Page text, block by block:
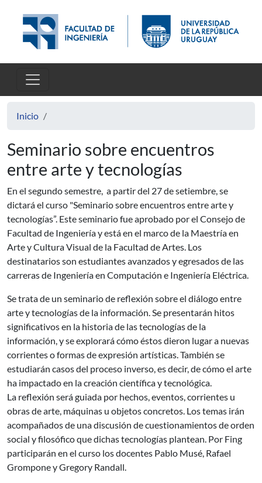
Inicio
Seminario sobre encuentros
entre arte y tecnologías
En el segundo semestre, a partir del 27 de setiembre, se
dictará el curso "Seminario sobre encuentros entre arte y
tecnologías”. Este seminario fue aprobado por el Consejo de
Facultad de Ingeniería y está en el marco de la Maestría en
Arte y Cultura Visual de la Facultad de Artes. Los
destinatarios son estudiantes avanzados y egresados de las
carreras de Ingeniería en Computación e Ingeniería Eléctrica.
Se trata de un seminario de reflexión sobre el diálogo entre
arte y tecnologías de la información. Se presentarán hitos
significativos en la historia de las tecnologías de la
información, y se explorará cómo éstos dieron lugar a nuevas
corrientes o formas de expresión artísticas. También se
estudiarán casos del proceso inverso, es decir, de cómo el arte
ha impactado en la creación científica y tecnológica.
La reflexión será guiada por hechos, eventos, corrientes u
obras de arte, máquinas u objetos concretos. Los temas irán
acompañados de una discusión de cuestionamientos de orden
social y filosófico que dichas tecnologías plantean. Por Fing
participarán en el curso los docentes Pablo Musé, Rafael
Grompone y Gregory Randall.